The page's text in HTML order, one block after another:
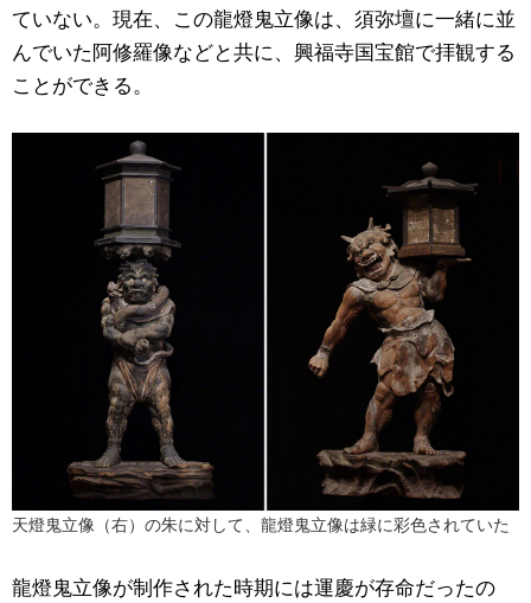
ていない。現在、この龍燈鬼立像は、須弥壇に一緒に並
んでいた阿修羅像などと共に、興福寺国宝館で拝観する
ことができる。
天燈鬼立像（右）の朱に対して、龍燈鬼立像は緑に彩色されていた
龍燈鬼立像が制作された時期には運慶が存命だったの